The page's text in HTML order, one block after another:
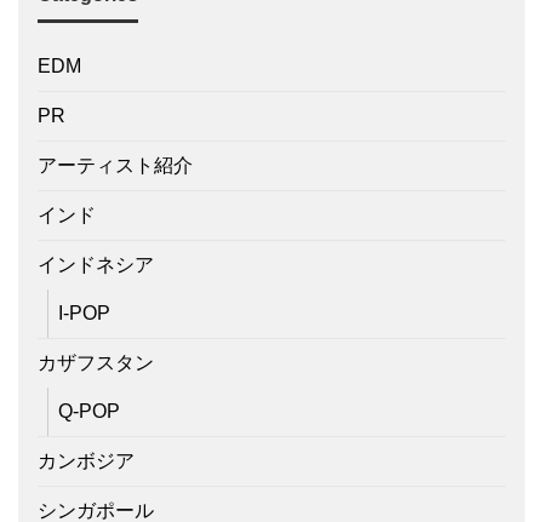
EDM
PR
アーティスト紹介
インド
インドネシア
I-POP
カザフスタン
Q-POP
カンボジア
シンガポール